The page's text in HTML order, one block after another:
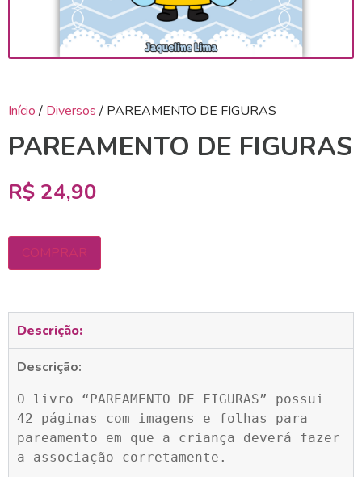
Início / Diversos / PAREAMENTO DE FIGURAS
PAREAMENTO DE FIGURAS
R$ 24,90
COMPRAR
Descrição:
Descrição:
O livro “PAREAMENTO DE FIGURAS” possui
42 páginas com imagens e folhas para
pareamento em que a criança deverá fazer
a associação corretamente.